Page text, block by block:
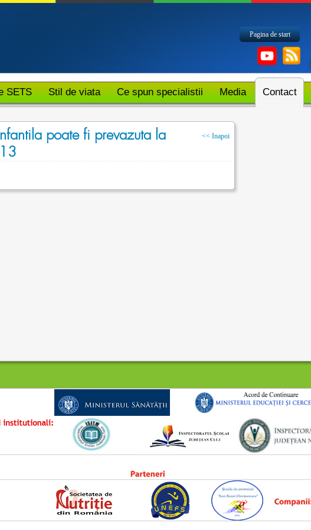
Pagina de start
SETS Stil de viata Ce spun specialistii Media Contact
poate fi prevazuta la
<< Inapoi